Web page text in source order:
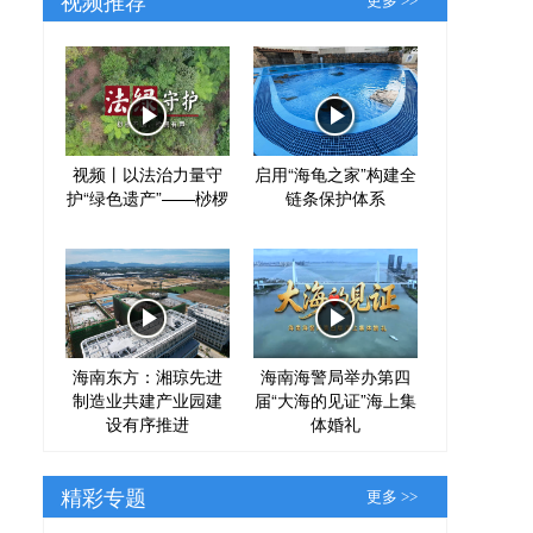
视频丨以法治力量守
护“绿色遗产”——桫椤
启用“海龟之家”构建全
链条保护体系
海南东方：湘琼先进
制造业共建产业园建
设有序推进
海南海警局举办第四
届“大海的见证”海上集
体婚礼
精彩专题 更多 >>